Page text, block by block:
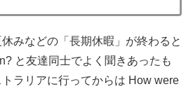
みなどの「長期休暇」が終わると
と友達同士でよく聞きあったも
ラリアに行ってからは How were